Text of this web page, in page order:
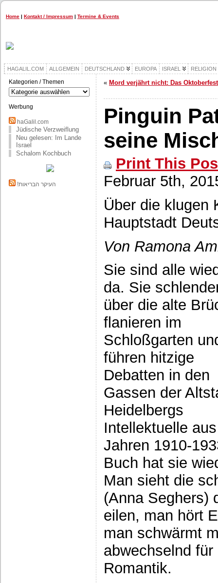
Home | Kontakt / Impressum | Termine & Events
HAGALIL.COM ALLGEMEIN DEUTSCHLAND EUROPA ISRAEL RELIGION
Kategorien / Themen
Kategorien
/
Themen
Werbung
haGalil.com
Jüdische Verzweiflung
Neu gelesen: Im Lande
Israel
Schalom Kochbuch
!העיקר הבריאות
« Mord verjährt nicht: Das
Pinguin
seine
Print This
Februar 5th,
Über die klugen
Hauptstadt
Von Ramona
Sie sind alle
da. Sie
über die alte
flanieren im
Schloßgarten
führen hitzige
Debatten in den
Gassen der
Heidelbergs
Intellektuelle
Jahren 1910-
Buch hat sie
Man sieht die
(Anna Seghers)
eilen, man hört
man schwärmt
abwechselnd
Romantik.